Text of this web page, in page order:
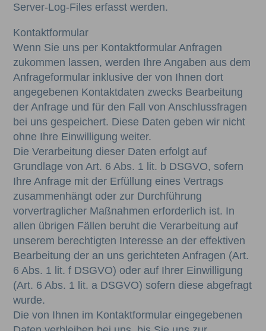
Server-Log-Files erfasst werden.
Kontaktformular
Wenn Sie uns per Kontaktformular Anfragen
zukommen lassen, werden Ihre Angaben aus dem
Anfrageformular inklusive der von Ihnen dort
angegebenen Kontaktdaten zwecks Bearbeitung
der Anfrage und für den Fall von Anschlussfragen
bei uns gespeichert. Diese Daten geben wir nicht
ohne Ihre Einwilligung weiter.
Die Verarbeitung dieser Daten erfolgt auf
Grundlage von Art. 6 Abs. 1 lit. b DSGVO, sofern
Ihre Anfrage mit der Erfüllung eines Vertrags
zusammenhängt oder zur Durchführung
vorvertraglicher Maßnahmen erforderlich ist. In
allen übrigen Fällen beruht die Verarbeitung auf
unserem berechtigten Interesse an der effektiven
Bearbeitung der an uns gerichteten Anfragen (Art.
6 Abs. 1 lit. f DSGVO) oder auf Ihrer Einwilligung
(Art. 6 Abs. 1 lit. a DSGVO) sofern diese abgefragt
wurde.
Die von Ihnen im Kontaktformular eingegebenen